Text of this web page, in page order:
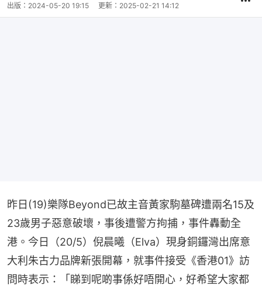
出版： 2024-05-20 19:15 更新： 2025-02-21 14:12
昨日(19)樂隊Beyond已故主音黃家駒墓碑遭兩名15及
23歲男子惡意破壞，事後遭警方拘捕，事件轟動全
港。今日（20/5）倪晨曦（Elva）現身銅鑼灣出席意
大利朱古力品牌新張開幕，就事件接受《香港01》訪
問時表示：「睇到呢啲事係好唔開心，好希望大家都